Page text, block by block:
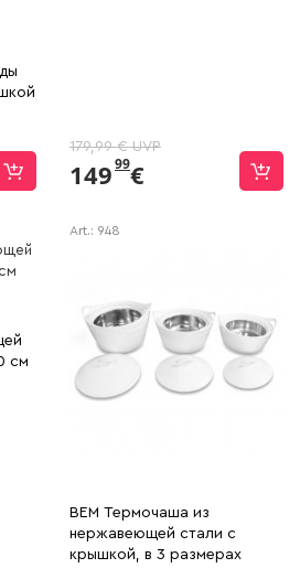
179,99 € UVP
14999€
см
Art.: 948
BEM Термочаша из
нержавеющей стали с
крышкой, в 3 размерах